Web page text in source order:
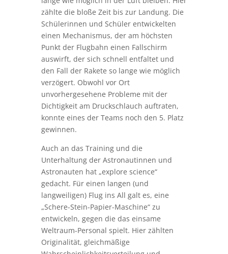
Zwei Teams aus der Mittel- und Oberstufe
brachten ihre Arbeiten zum
Raketenantrieb durch Luftdruck mit. Eine
Wasserrakete musst nach dem Start so
lange wie möglich in der Luft bleiben. Hier
zählte die bloße Zeit bis zur Landung. Die
Schülerinnen und Schüler entwickelten
einen Mechanismus, der am höchsten
Punkt der Flugbahn einen Fallschirm
auswirft, der sich schnell entfaltet und
den Fall der Rakete so lange wie möglich
verzögert. Obwohl vor Ort
unvorhergesehene Probleme mit der
Dichtigkeit am Druckschlauch auftraten,
konnte eines der Teams noch den 5. Platz
gewinnen.
Auch an das Training und die
Unterhaltung der Astronautinnen und
Astronauten hat „explore science“
gedacht. Für einen langen (und